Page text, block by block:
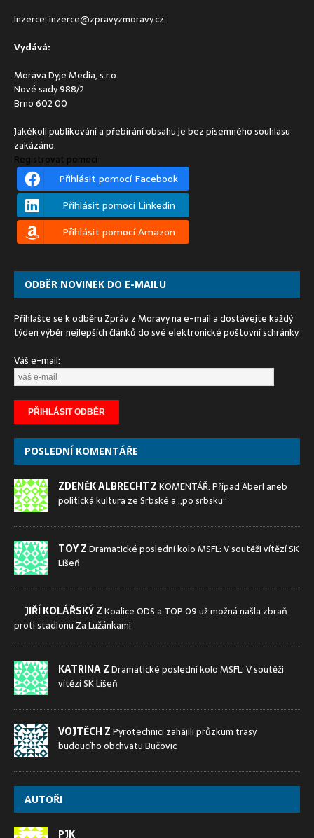
Inzerce:inzerce@zpravyzmoravy.cz
Vydává:
Morava Dyje Media, s.r.o.
Nové sady 988/2
Brno 602 00
Jakékoli publikování a přebírání obsahu je bez písemného souhlasu
zakázáno.
Registrovat pomocí
Přihlásit pomocí Facebook
Přihlásit pomocí Linkedin
Přihlásit pomocí Amazon
ODBĚR NOVINEK DO E-MAILU
Přihlašte se k odběru Zpráv z Moravy na e-mail a dostávejte každý
týden výběr nejlepších článků do své elektronické poštovní schránky.
Váš e-mail:
POSLEDNÍ KOMENTÁŘE
ZDENĚK ALBRECHT ZKOMENTÁŘ: Případ Aberl aneb
politická kultura ze Srbské a „po srbsku“
TOY ZDramatické poslední kolo MSFL: V soutěži vítězí SK
Líšeň
JIŘÍ KOLÁŘSKÝ ZKoalice ODS a TOP 09 už možná našla zbraň
proti stadionu Za Lužánkami
KATRINA ZDramatické poslední kolo MSFL: V soutěži
vítězí SK Líšeň
VOJTĚCH ZPyrotechnici zahájili průzkum trasy
budoucího obchvatu Bučovic
AUTOŘI
PJK